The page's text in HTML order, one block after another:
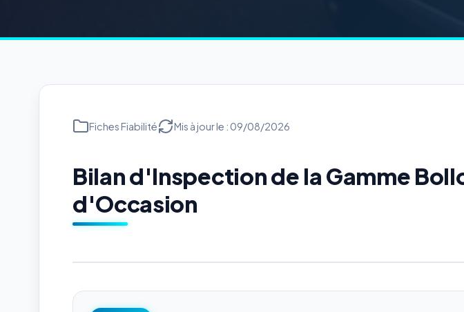
Fiches Fiabilité Mis à jour le : 09/08/2026
Bilan d'Inspection de la Gamme
d'Occasion